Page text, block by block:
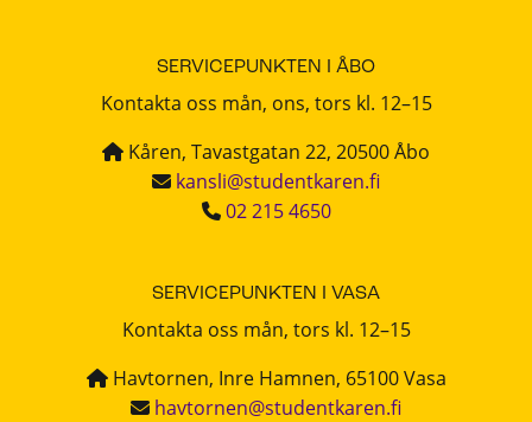
SERVICEPUNKTEN I ÅBO
Kontakta oss mån, ons, tors kl. 12–15
Kåren, Tavastgatan 22, 20500 Åbo
kansli@studentkaren.fi
02 215 4650
SERVICEPUNKTEN I VASA
Kontakta oss mån, tors kl. 12–15
Havtornen, Inre Hamnen, 65100 Vasa
havtornen@studentkaren.fi